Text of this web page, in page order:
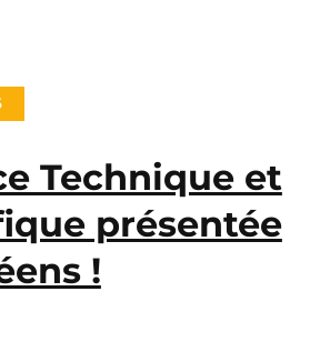
Technique et
présentée
!